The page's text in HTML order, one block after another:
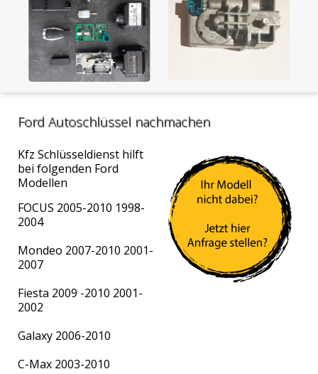
Ford Autoschlüssel nachmachen
Kfz Schlüsseldienst hilft
bei folgenden Ford
Modellen
FOCUS 2005-2010 1998-
2004
Mondeo 2007-2010 2001-
2007
Fiesta 2009 -2010 2001-
2002
Galaxy 2006-2010
C-Max 2003-2010